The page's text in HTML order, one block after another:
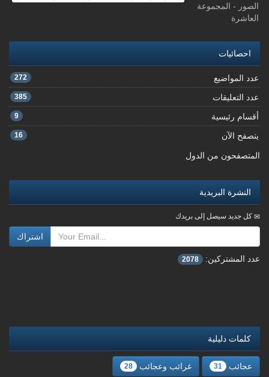
الصور - المجموعة
العاشرة
احصائيات
عدد المواضيع 272
عدد التعليقات 385
أقسام رئيسية 9
يتصفح الآن 16
المتصفحون من الدول
النشرة البريدية
كل جديد سيصل إلى بريدك
اشتراك
عدد المشتركين: 2078
كلمات دليلية
عجائب 31 غرائب وعجائب 28